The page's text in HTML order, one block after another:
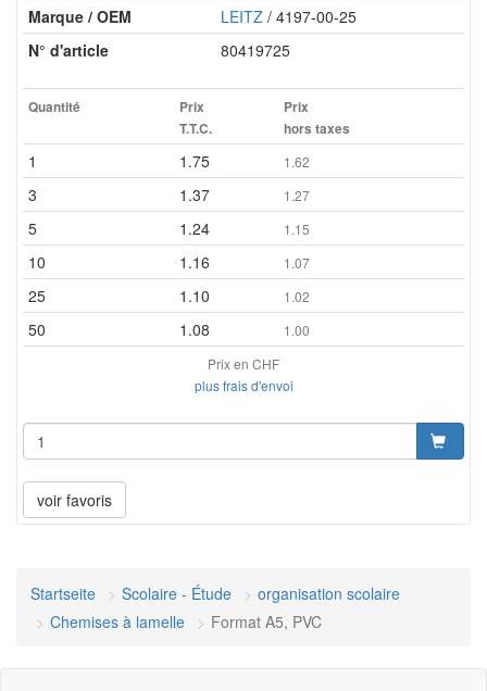
Marque / OEM
LEITZ / 4197-00-25
N° d'article
80419725
Quantité
Prix
T.T.C.
Prix
hors taxes
1 1.75 1.62
3 1.37 1.27
5 1.24 1.15
10 1.16 1.07
25 1.10 1.02
50 1.08
1.00
Prix en CHF
plus frais d'envoi
voir favoris
Startseite Scolaire - Étude
organisation scolaire
Chemises à lamelle
Format A5, PVC